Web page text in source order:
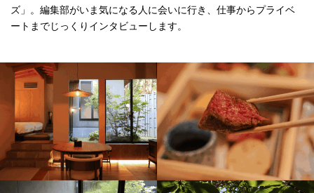
ズ」。編集部がいま気になる人に会いに行き、仕事からプライベ
ートまでじっくりインタビューします。